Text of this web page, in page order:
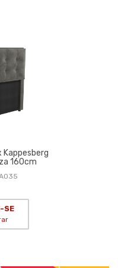
Kappesberg
160cm
SE